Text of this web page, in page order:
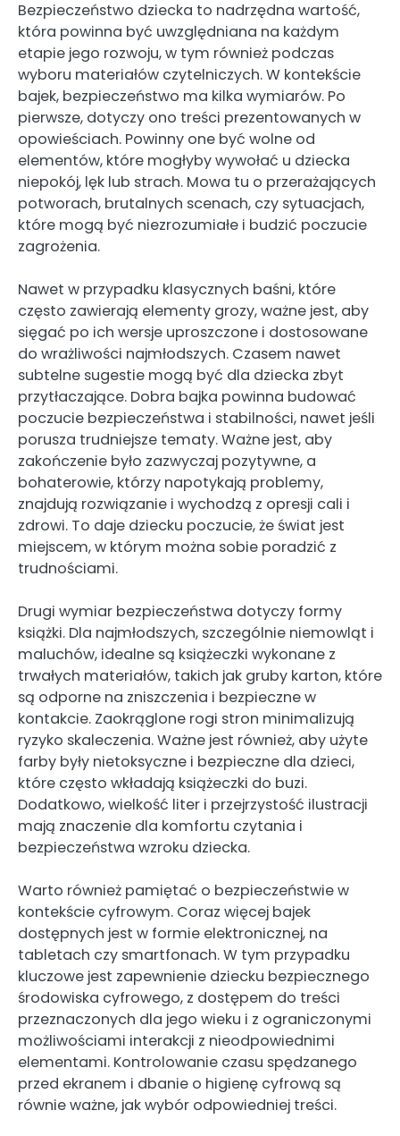
Bezpieczeństwo dziecka to nadrzędna wartość,
która powinna być uwzględniana na każdym
etapie jego rozwoju, w tym również podczas
wyboru materiałów czytelniczych. W kontekście
bajek, bezpieczeństwo ma kilka wymiarów. Po
pierwsze, dotyczy ono treści prezentowanych w
opowieściach. Powinny one być wolne od
elementów, które mogłyby wywołać u dziecka
niepokój, lęk lub strach. Mowa tu o przerażających
potworach, brutalnych scenach, czy sytuacjach,
które mogą być niezrozumiałe i budzić poczucie
zagrożenia.
Nawet w przypadku klasycznych baśni, które
często zawierają elementy grozy, ważne jest, aby
sięgać po ich wersje uproszczone i dostosowane
do wrażliwości najmłodszych. Czasem nawet
subtelne sugestie mogą być dla dziecka zbyt
przytłaczające. Dobra bajka powinna budować
poczucie bezpieczeństwa i stabilności, nawet jeśli
porusza trudniejsze tematy. Ważne jest, aby
zakończenie było zazwyczaj pozytywne, a
bohaterowie, którzy napotykają problemy,
znajdują rozwiązanie i wychodzą z opresji cali i
zdrowi. To daje dziecku poczucie, że świat jest
miejscem, w którym można sobie poradzić z
trudnościami.
Drugi wymiar bezpieczeństwa dotyczy formy
książki. Dla najmłodszych, szczególnie niemowląt i
maluchów, idealne są książeczki wykonane z
trwałych materiałów, takich jak gruby karton, które
są odporne na zniszczenia i bezpieczne w
kontakcie. Zaokrąglone rogi stron minimalizują
ryzyko skaleczenia. Ważne jest również, aby użyte
farby były nietoksyczne i bezpieczne dla dzieci,
które często wkładają książeczki do buzi.
Dodatkowo, wielkość liter i przejrzystość ilustracji
mają znaczenie dla komfortu czytania i
bezpieczeństwa wzroku dziecka.
Warto również pamiętać o bezpieczeństwie w
kontekście cyfrowym. Coraz więcej bajek
dostępnych jest w formie elektronicznej, na
tabletach czy smartfonach. W tym przypadku
kluczowe jest zapewnienie dziecku bezpiecznego
środowiska cyfrowego, z dostępem do treści
przeznaczonych dla jego wieku i z ograniczonymi
możliwościami interakcji z nieodpowiednimi
elementami. Kontrolowanie czasu spędzanego
przed ekranem i dbanie o higienę cyfrową są
równie ważne, jak wybór odpowiedniej treści.